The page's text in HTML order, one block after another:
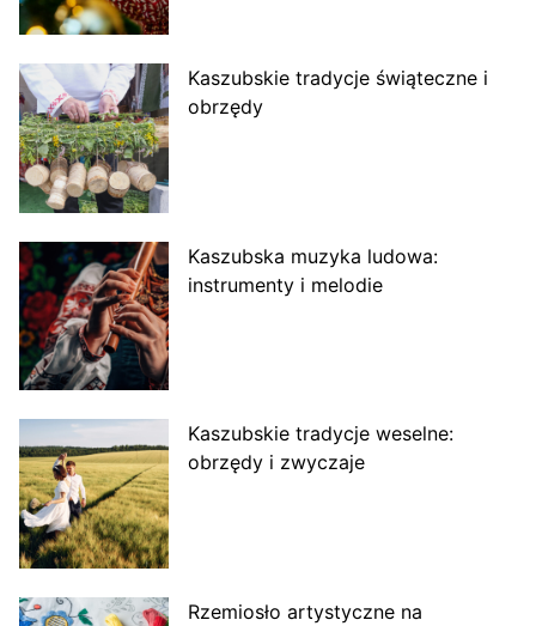
Kaszubskie tradycje świąteczne i
obrzędy
Kaszubska muzyka ludowa:
instrumenty i melodie
Kaszubskie tradycje weselne:
obrzędy i zwyczaje
Rzemiosło artystyczne na